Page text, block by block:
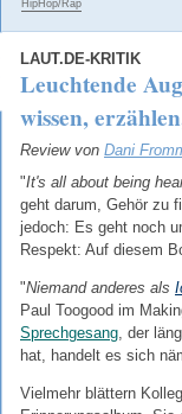
HipHop/Rap
LAUT.DE-KRITIK
Leuchtende
wissen,
Review von Dani
"It's all about being
geht darum, Gehör zu
jedoch: Es geht noch
Respekt: Auf diesem
"Niemand anderes als
Paul Toogood im
Sprechgesang , der
hat, handelt es sich
Vielmehr blättern